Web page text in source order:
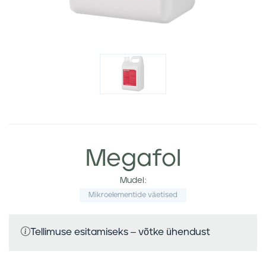
Megafol
Mudel:
Mikroelementide väetised
Tellimuse esitamiseks – võtke ühendust